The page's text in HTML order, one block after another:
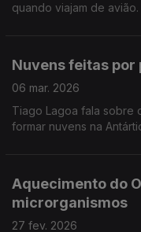
quando viajam de avião.
Nuvens feitas por
06 mar. 2026
Tiago Lagoa fala sobre
formar nuvens na
Aquecimento do
microrganismos
27 fev. 2026